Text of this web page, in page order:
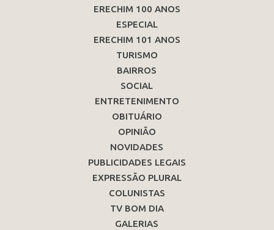
ERECHIM 100 ANOS
ESPECIAL
ERECHIM 101 ANOS
TURISMO
BAIRROS
SOCIAL
ENTRETENIMENTO
OBITUÁRIO
OPINIÃO
NOVIDADES
PUBLICIDADES LEGAIS
EXPRESSÃO PLURAL
COLUNISTAS
TV BOM DIA
GALERIAS